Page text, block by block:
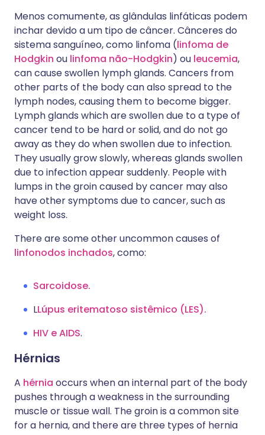
Menos comumente, as glândulas linfáticas podem
inchar devido a um tipo de câncer. Cânceres do
sistema sanguíneo, como linfoma (linfoma de
Hodgkin ou linfoma não-Hodgkin) ou leucemia,
can cause swollen lymph glands. Cancers from
other parts of the body can also spread to the
lymph nodes, causing them to become bigger.
Lymph glands which are swollen due to a type of
cancer tend to be hard or solid, and do not go
away as they do when swollen due to infection.
They usually grow slowly, whereas glands swollen
due to infection appear suddenly. People with
lumps in the groin caused by cancer may also
have other symptoms due to cancer, such as
weight loss.
There are some other uncommon causes of
linfonodos inchados, como:
Sarcoidose.
LLúpus eritematoso sistêmico (LES).
HIV e AIDS.
Hérnias
A hérnia occurs when an internal part of the body
pushes through a weakness in the surrounding
muscle or tissue wall. The groin is a common site
for a hernia, and there are three types of hernia